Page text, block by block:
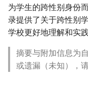
为学生的跨性别身份
录提供了关于跨性别
学校更好地理解和实
摘要与附加信息为
或遗漏（未知），